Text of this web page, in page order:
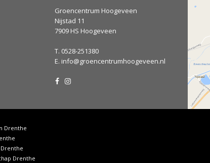
Groencentrum Hoogeveen
Nijstad 11
7909 HS Hoogeveen
T. 0528-251380
E. info@groencentrumhoogeveen.nl
Drenthe
Drenthe